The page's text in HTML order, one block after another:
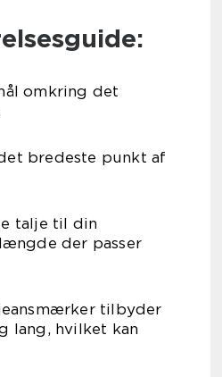
omkring det
bredeste punkt af
talje til din
der passer
tilbyder
lang, hvilket kan